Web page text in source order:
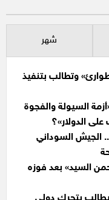
شهر
وتطالب بتنفيذ
السيولة والفجوة
الدولار»؟
الجيش السوداني
السيد» بعد فوزه